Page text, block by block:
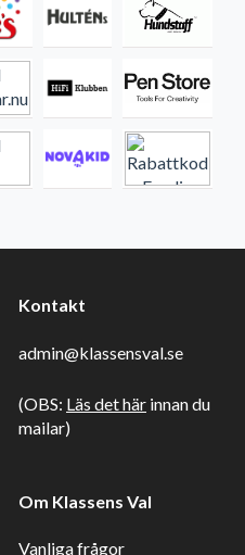
Kontakt
admin@klassensval.se
(OBS: Läs det här innan du
mailar)
Om Klassens Val
Vanliga frågor